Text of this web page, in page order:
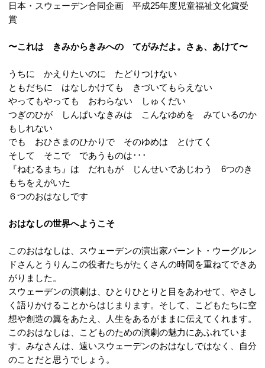
日本・スウェーデン合同企画 平成25年度児童福祉文化賞受
賞
〜これは きみからきみへの てがみだよ。さぁ、あけて〜
うちに かえりたいのに たどりつけない
ともだちに はなしかけても きづいてもらえない
やってもやっても おわらない しゅくだい
つぎのひが しんぱいなきみは こんなゆめを みているのか
もしれない
でも おひさまのひかりで そのゆめは とけてく
そして そこで であうものは･･･
『ねむるまち』は だれもが じんせいであじわう 6つのき
もちをえがいた
６つのおはなしです
おはなしの世界へようこそ
このおはなしは、スウェーデンの演出家バーント・ウーグルン
ドさんとうりんこの役者たちがたくさんの時間を重ねてできあ
がりました。
スウェーデンの演劇は、ひとりひとりと目をあわせて、やさし
く語りかけることからはじまります。そして、こどもたちに空
想や創造の翼をあたえ、人生をあるがままに伝えてくれます。
このおはなしは、こどものための演劇の魅力にあふれていま
す。みなさんは、遠いスウェーデンのおはなしではなく、自分
のことだと思うでしょう。